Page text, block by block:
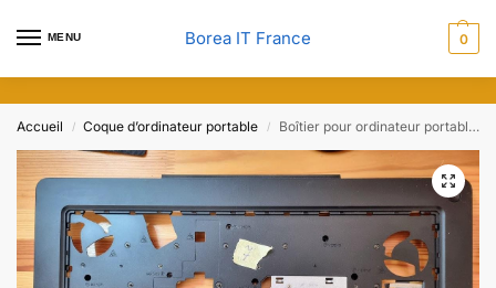
MENU Borea IT France 0
Accueil / Coque d’ordinateur portable / Boîtier pour ordinateur portable DELL Precision 7710 M7710